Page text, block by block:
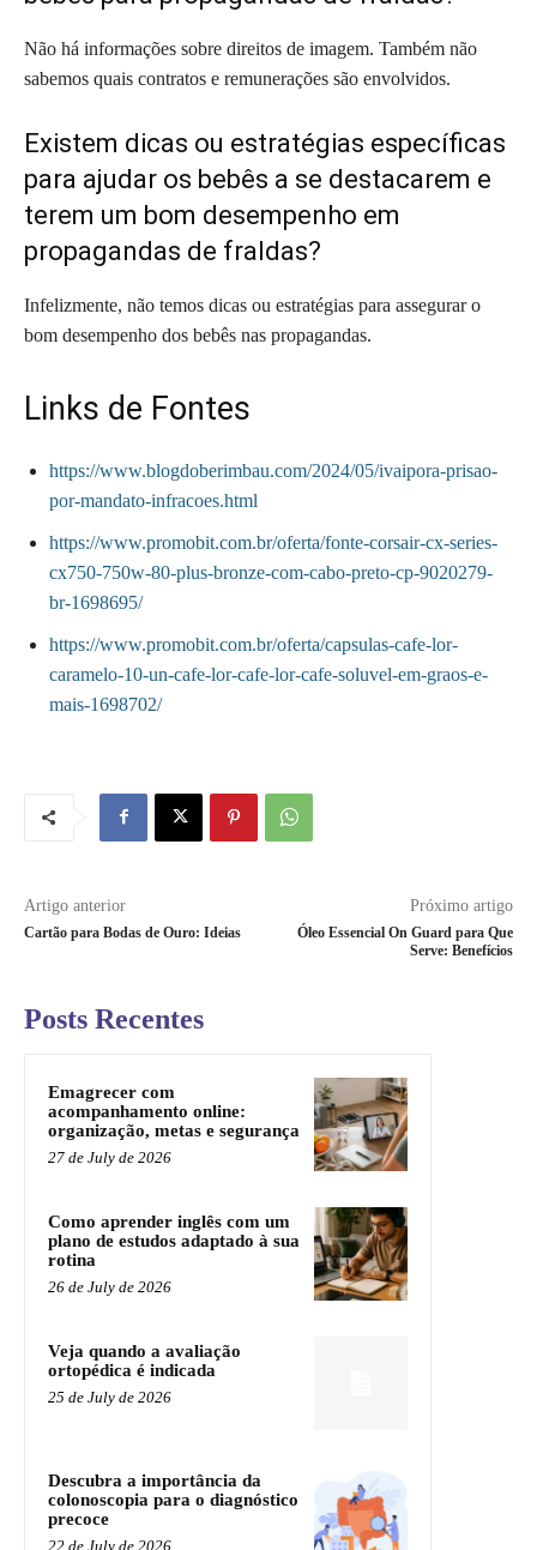
Não há informações sobre direitos de imagem. Também não
sabemos quais contratos e remunerações são envolvidos.
Existem dicas ou estratégias específicas
para ajudar os bebês a se destacarem e
terem um bom desempenho em
propagandas de fraldas?
Infelizmente, não temos dicas ou estratégias para assegurar o
bom desempenho dos bebês nas propagandas.
Links de Fontes
https://www.blogdoberimbau.com/2024/05/ivaipora-prisao-
por-mandato-infracoes.html
https://www.promobit.com.br/oferta/fonte-corsair-cx-series-
cx750-750w-80-plus-bronze-com-cabo-preto-cp-9020279-
br-1698695/
https://www.promobit.com.br/oferta/capsulas-cafe-lor-
caramelo-10-un-cafe-lor-cafe-lor-cafe-soluvel-em-graos-e-
mais-1698702/
Artigo anterior
Cartão para Bodas de Ouro: Ideias
Próximo artigo
Óleo Essencial On Guard para Que
Serve: Benefícios
Posts Recentes
Emagrecer com
acompanhamento online:
organização, metas e segurança
27 de July de 2026
Como aprender inglês com um
plano de estudos adaptado à sua
rotina
26 de July de 2026
Veja quando a avaliação
ortopédica é indicada
25 de July de 2026
Descubra a importância da
colonoscopia para o diagnóstico
precoce
22 de July de 2026